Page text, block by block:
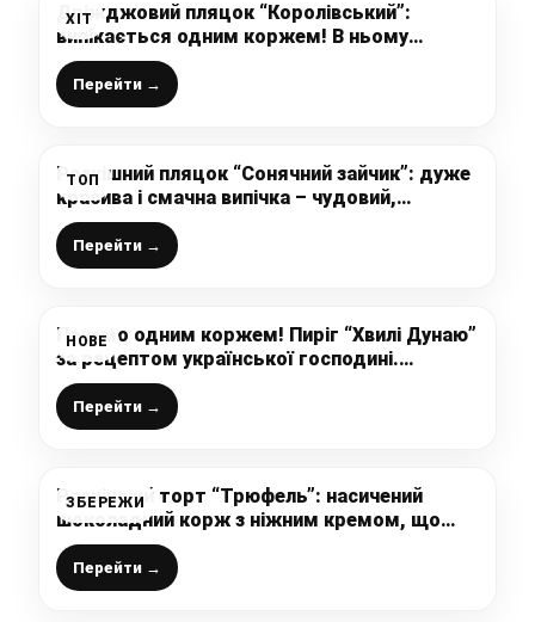
ХІТ
Дріжджовий пляцок “Королівський”:
випікається одним коржем! В ньому
поєднані 3 смаки – це горіхи, мак та
улюблене повидло
Перейти →
ТОП
Розкішний пляцок “Сонячний зайчик”: дуже
красива і смачна випічка – чудовий,
перевірений рецепт від української
господині
Перейти →
НОВЕ
Печемо одним коржем! Пиріг “Хвилі Дунаю”
за рецептом української господині.
Простий і вишуканий водночас!
Перейти →
ЗБЕРЕЖИ
Розкішний торт “Трюфель”: насичений
шоколадний корж з ніжним кремом, що
тане в роті, і кислинкою апельсинового
джему – це божественна смакота
Перейти →